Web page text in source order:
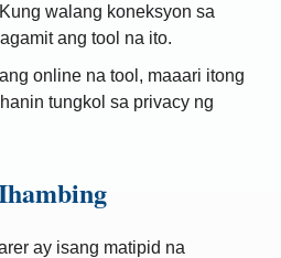
walang koneksyon sa
ang tool na ito.
online na tool, maaari itong
tungkol sa privacy ng
ay isang matipid na